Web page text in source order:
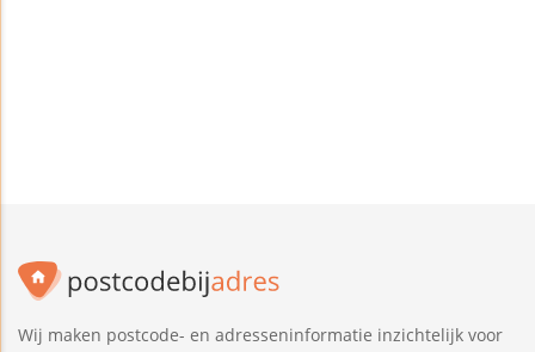
Wij maken postcode- en adresseninformatie inzichtelijk voor